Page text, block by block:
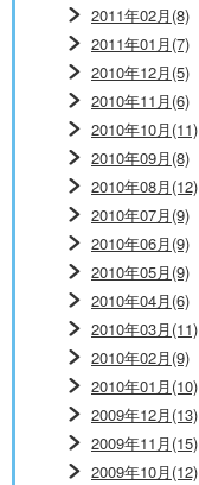
2011年02月(8)
2011年01月(7)
2010年12月(5)
2010年11月(6)
2010年10月(11)
2010年09月(8)
2010年08月(12)
2010年07月(9)
2010年06月(9)
2010年05月(9)
2010年04月(6)
2010年03月(11)
2010年02月(9)
2010年01月(10)
2009年12月(13)
2009年11月(15)
2009年10月(12)